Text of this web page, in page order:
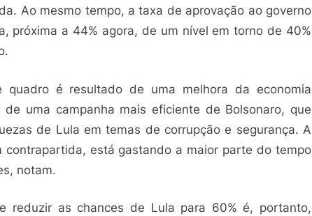
Ao mesmo tempo, a taxa de aprovação ao governo
próxima a 44% agora, de um nível em torno de 40%
quadro é resultado de uma melhora da economia
uma campanha mais eficiente de Bolsonaro, que
de Lula em temas de corrupção e segurança. A
contrapartida, está gastando a maior parte do tempo
notam.
reduzir as chances de Lula para 60% é, portanto,